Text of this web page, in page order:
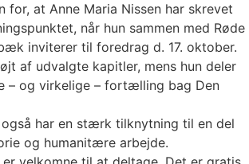
for, at Anne Maria Nissen har skrevet
når hun sammen med Røde
inviterer til foredrag d. 17. oktober.
af udvalgte kapitler, mens hun deler
– og virkelige – fortælling bag Den
har en stærk tilknytning til en del
og humanitære arbejde.